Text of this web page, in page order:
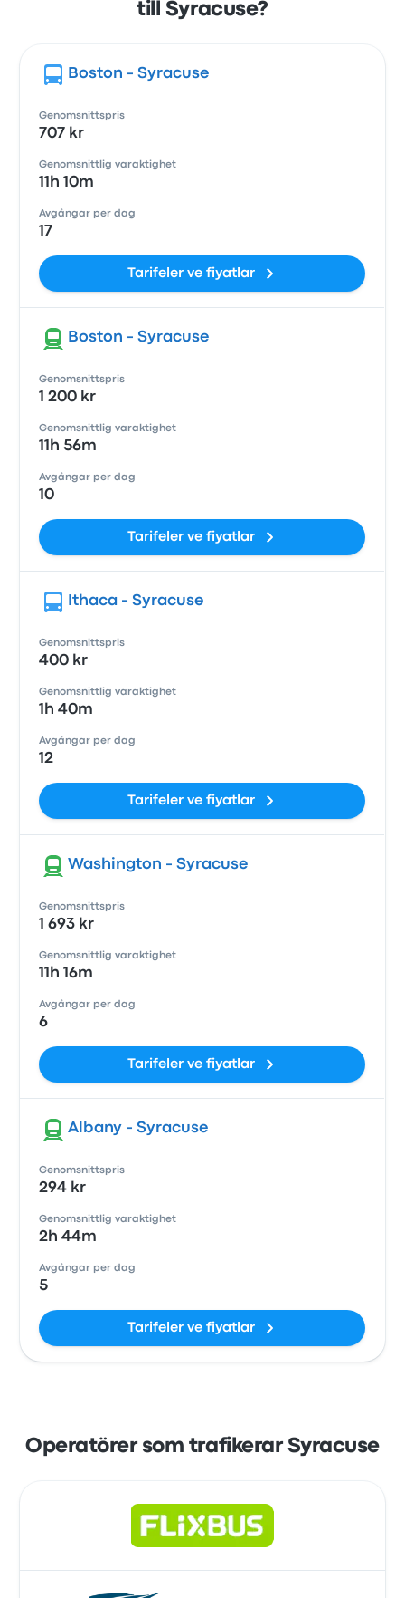
till Syracuse?
Boston - Syracuse
Genomsnittspris
707 kr
Genomsnittlig varaktighet
11h 10m
Avgångar per dag
17
Tarifeler ve fiyatlar
Boston - Syracuse
Genomsnittspris
1 200 kr
Genomsnittlig varaktighet
11h 56m
Avgångar per dag
10
Tarifeler ve fiyatlar
Ithaca - Syracuse
Genomsnittspris
400 kr
Genomsnittlig varaktighet
1h 40m
Avgångar per dag
12
Tarifeler ve fiyatlar
Washington - Syracuse
Genomsnittspris
1 693 kr
Genomsnittlig varaktighet
11h 16m
Avgångar per dag
6
Tarifeler ve fiyatlar
Albany - Syracuse
Genomsnittspris
294 kr
Genomsnittlig varaktighet
2h 44m
Avgångar per dag
5
Tarifeler ve fiyatlar
Operatörer som trafikerar Syracuse